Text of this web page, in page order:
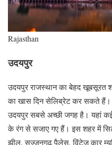
Rajasthan
उदयपुर
उदयपुर राजस्थान का बेहद खूबसूरत
का खास दिन सेलिब्रेट कर सकते हैं।
उदयपुर सबसे अच्छी जगह है। यहां
के रंग से सजाए गए हैं। इस शहर में
झील, सज्जनगढ़ पैलेस, विंटेज कार